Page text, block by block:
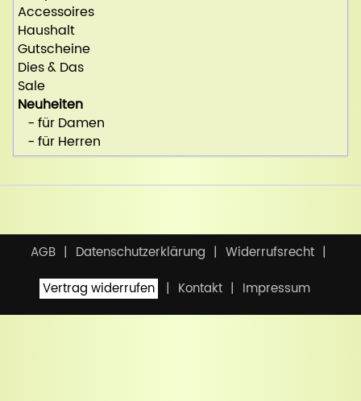
Accessoires
Haushalt
Gutscheine
Dies & Das
Sale
Neuheiten
- für Damen
- für Herren
AGB Datenschutzerklärung
Widerrufsrecht
Vertrag widerrufen
Kontakt Impressum